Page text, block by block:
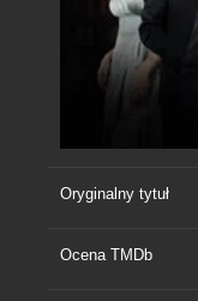
Oryginalny tytuł
Ocena TMDb